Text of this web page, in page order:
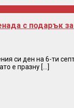
с подарък
си ден на 6-ти
е празну [...]